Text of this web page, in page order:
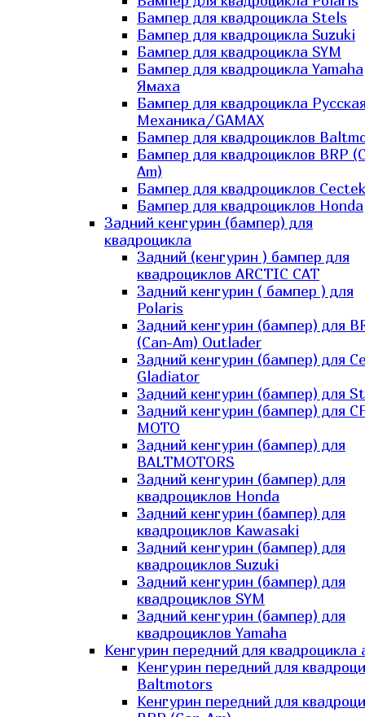
Бампер для квадроцикла Stels
Бампер для квадроцикла Suzuki
Бампер для квадроцикла SYM
Бампер для квадроцикла Yamaha
Ямаха
Бампер для квадроцикла
Механика/GAMAX
Бампер для квадроциклов
Бампер для квадроциклов BRP
Am)
Бампер для квадроциклов Cectek
Бампер для квадроциклов Honda
Задний кенгурин (бампер) для
квадроцикла
Задний (кенгурин ) бампер для
квадроциклов ARCTIC CAT
Задний кенгурин ( бампер ) для
Polaris
Задний кенгурин (бампер) для
(Can-Am) Outlader
Задний кенгурин (бампер) для
Gladiator
Задний кенгурин (бампер) для
Задний кенгурин (бампер) для
MOTO
Задний кенгурин (бампер) для
BALTMOTORS
Задний кенгурин (бампер) для
квадроциклов Honda
Задний кенгурин (бампер) для
квадроциклов Kawasaki
Задний кенгурин (бампер) для
квадроциклов Suzuki
Задний кенгурин (бампер) для
квадроциклов SYM
Задний кенгурин (бампер) для
квадроциклов Yamaha
Кенгурин передний для квадроцикла
Кенгурин передний для
Baltmotors
Кенгурин передний для